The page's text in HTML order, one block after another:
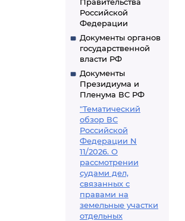
Российской
Федерации
Документы органов
государственной
власти РФ
Документы
Президиума и
Пленума ВС РФ
"Тематический
обзор ВС
Российской
Федерации N
11/2026. О
рассмотрении
судами дел,
связанных с
правами на
земельные участки
отдельных